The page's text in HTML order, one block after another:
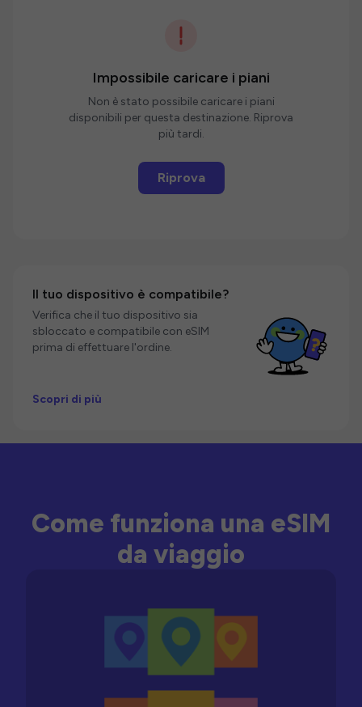
Impossibile caricare i piani
Non è stato possibile caricare i piani
disponibili per questa destinazione. Riprova
più tardi.
Riprova
Il tuo dispositivo è compatibile?
Verifica che il tuo dispositivo sia
sbloccato e compatibile con eSIM
prima di effettuare l'ordine.
Scopri di più
Come funziona una eSIM
da viaggio